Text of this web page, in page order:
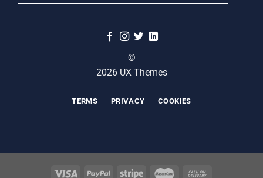
©
2026 UX Themes
TERMS PRIVACY COOKIES